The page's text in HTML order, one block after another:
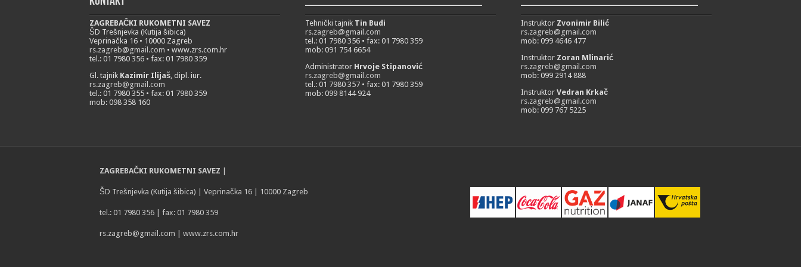
ZAGREBAČKI RUKOMETNI SAVEZ
ŠD Trešnjevka (Kutija šibica)
Veprinačka 16 • 10000 Zagreb
rs.zagreb@gmail.com • www.zrs.com.hr
tel.: 01 7980 356 • fax: 01 7980 359
Gl. tajnik Kazimir Ilijaš, dipl. iur.
rs.zagreb@gmail.com
tel.: 01 7980 355 • fax: 01 7980 359
mob: 098 358 160
Tehnički tajnik Tin Budi
rs.zagreb@gmail.com
tel.: 01 7980 356 • fax: 01 7980 359
mob: 091 754 6654
Administrator Hrvoje Stipanović
rs.zagreb@gmail.com
tel.: 01 7980 357 • fax: 01 7980 359
mob: 099 8144 924
Instruktor Zvonimir Bilić
rs.zagreb@gmail.com
mob: 099 4646 477
Instruktor Zoran Mlinarić
rs.zagreb@gmail.com
mob: 099 2914 888
Instruktor Vedran Krkač
rs.zagreb@gmail.com
mob: 099 767 5225
ZAGREBAČKI RUKOMETNI SAVEZ
ŠD Trešnjevka (Kutija šibica) | Veprinačka 16 | 10000 Zagreb
tel.: 01 7980 356 | fax: 01 7980 359
rs.zagreb@gmail.com | www.zrs.com.hr